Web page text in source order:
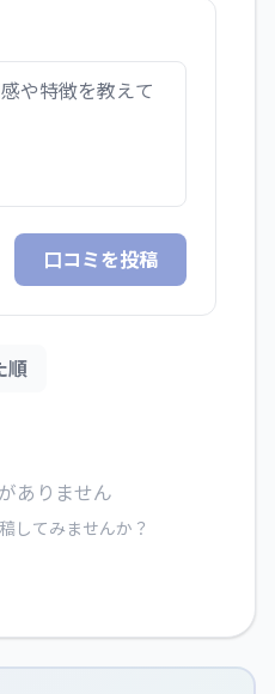
口コミを投稿
順
ありません
してみませんか？